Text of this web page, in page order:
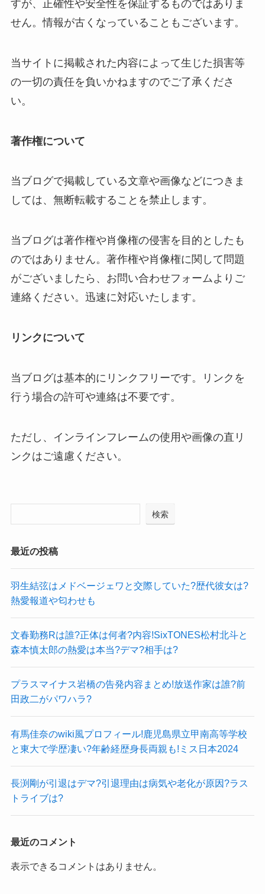
すが、正確性や安全性を保証するものではありま
せん。情報が古くなっていることもございます。
当サイトに掲載された内容によって生じた損害等
の一切の責任を負いかねますのでご了承くださ
い。
著作権について
当ブログで掲載している文章や画像などにつきま
しては、無断転載することを禁止します。
当ブログは著作権や肖像権の侵害を目的としたも
のではありません。著作権や肖像権に関して問題
がございましたら、お問い合わせフォームよりご
連絡ください。迅速に対応いたします。
リンクについて
当ブログは基本的にリンクフリーです。リンクを
行う場合の許可や連絡は不要です。
ただし、インラインフレームの使用や画像の直リ
ンクはご遠慮ください。
検索
最近の投稿
羽生結弦はメドベージェワと交際していた?歴代彼女は?
熱愛報道や匂わせも
文春勤務Rは誰?正体は何者?内容!SixTONES松村北斗と
森本慎太郎の熱愛は本当?デマ?相手は?
プラスマイナス岩橋の告発内容まとめ!放送作家は誰?前
田政二がパワハラ?
有馬佳奈のwiki風プロフィール!鹿児島県立甲南高等学校
と東大で学歴凄い?年齢経歴身長両親も!ミス日本2024
長渕剛が引退はデマ?引退理由は病気や老化が原因?ラス
トライブは?
最近のコメント
表示できるコメントはありません。